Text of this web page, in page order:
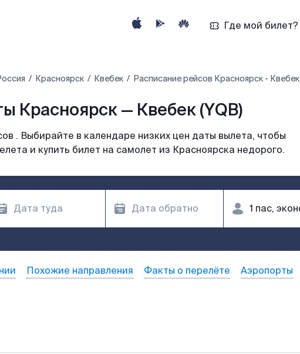
Где мой билет?
Красноярск Квебек Расписание рейсов Красноярск - Квебек
Красноярск — Квебек (YQB)
. Выбирайте в календаре низких цен даты вылета, чтобы
и купить билет на самолет из Красноярска недорого.
Похожие направления Факты о перелёте Аэропорты